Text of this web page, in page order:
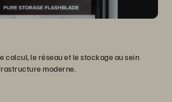
calcul, le réseau et le stockage au sein
moderne.